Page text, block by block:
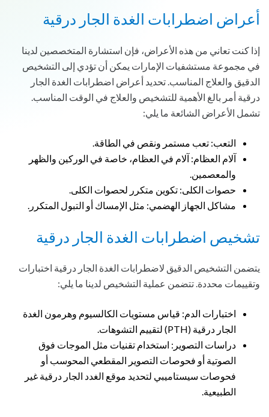
أعراض اضطرابات الغدة الجار درقية
إذا كنت تعاني من هذه الأعراض، فإن استشارة المتخصصين لدينا
في مجموعة مستشفيات الإمارات يمكن أن تؤدي إلى التشخيص
الدقيق والعلاج المناسب. تحديد أعراض اضطرابات الغدة الجار
درقية أمر بالغ الأهمية للتشخيص والعلاج في الوقت المناسب.
تشمل الأعراض الشائعة ما يلي:
التعب: تعب مستمر ونقص في الطاقة.
آلام العظام: آلام في العظام، خاصة في الوركين والظهر
والمعصمين.
حصوات الكلى: تكوين متكرر لحصوات الكلى.
مشاكل الجهاز الهضمي: مثل الإمساك أو التبول المتكرر.
تشخيص اضطرابات الغدة الجار درقية
يتضمن التشخيص الدقيق لاضطرابات الغدة الجار درقية اختبارات
وتقييمات محددة. تتضمن عملية التشخيص لدينا ما يلي:
اختبارات الدم: قياس مستويات الكالسيوم وهرمون الغدة
الجار درقية (PTH) لتقييم التشوهات.
دراسات التصوير: استخدام تقنيات مثل الموجات فوق
الصوتية أو فحوصات التصوير المقطعي المحوسب أو
فحوصات سيستاميبي لتحديد موقع الغدد الجار درقية غير
الطبيعية.